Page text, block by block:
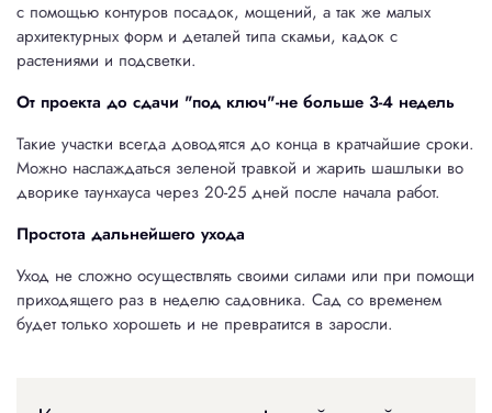
с помощью контуров посадок, мощений, а так же малых
архитектурных форм и деталей типа скамьи, кадок с
растениями и подсветки.
От проекта до сдачи "под ключ"-не больше 3-4 недель
Такие участки всегда доводятся до конца в кратчайшие сроки.
Можно наслаждаться зеленой травкой и жарить шашлыки во
дворике таунхауса через 20-25 дней после начала работ.
Простота дальнейшего ухода
Уход не сложно осуществлять своими силами или при помощи
приходящего раз в неделю садовника. Сад со временем
будет только хорошеть и не превратится в заросли.